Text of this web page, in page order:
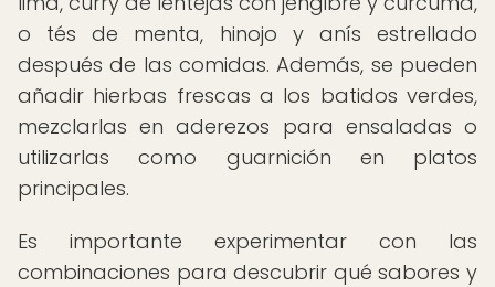
o tés de menta, hinojo y anís estrellado
después de las comidas. Además, se pueden
añadir hierbas frescas a los batidos verdes,
mezclarlas en aderezos para ensaladas o
utilizarlas como guarnición en platos
principales.
Es importante experimentar con las
combinaciones para descubrir qué sabores y